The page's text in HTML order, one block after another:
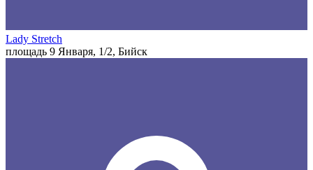
Lady Stretch
площадь 9 Января, 1/2, Бийск